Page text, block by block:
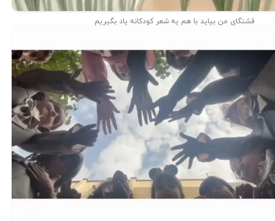
قشنگای من بيايد با هم یه شعر کودکانه ياد بگیریم